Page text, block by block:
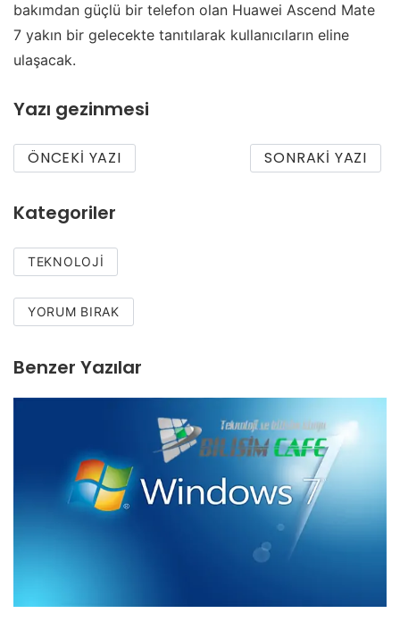
bakımdan güçlü bir telefon olan Huawei Ascend Mate
7 yakın bir gelecekte tanıtılarak kullanıcıların eline
ulaşacak.
Yazı gezinmesi
ÖNCEKI YAZI SONRAKI YAZI
Kategoriler
TEKNOLOJI
YORUM BIRAK
Benzer Yazılar